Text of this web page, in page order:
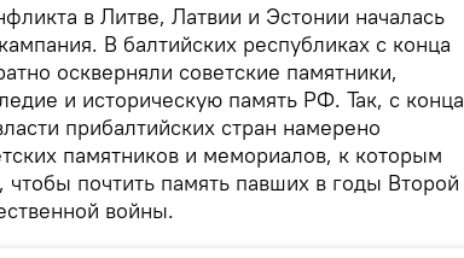
в Литве, Латвии и Эстонии началась
В балтийских республиках с конца
оскверняли советские памятники,
и историческую память РФ. Так, с конца
прибалтийских стран намерено
памятников и мемориалов, к которым
почтить память павших в годы Второй
войны.